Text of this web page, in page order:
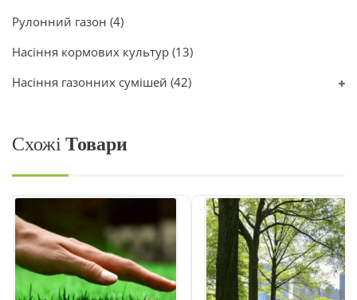
Рулонний газон (4)
Насіння кормових культур (13)
Насіння газонних сумішей (42)
Схожі Товари